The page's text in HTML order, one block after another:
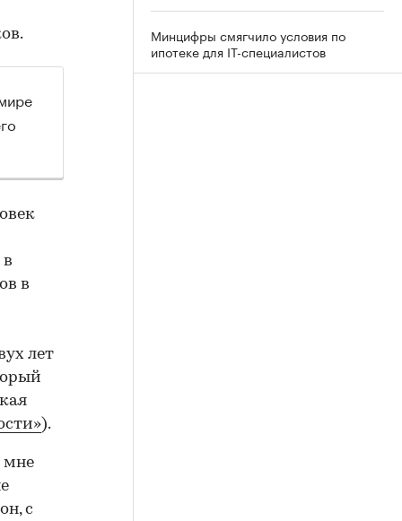
в
лет
).
мне
с
Минцифры смягчило условия по
ипотеке для IT-специалистов